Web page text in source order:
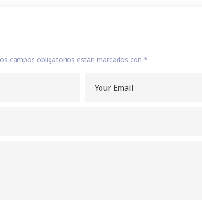
campos obligatorios están marcados con *